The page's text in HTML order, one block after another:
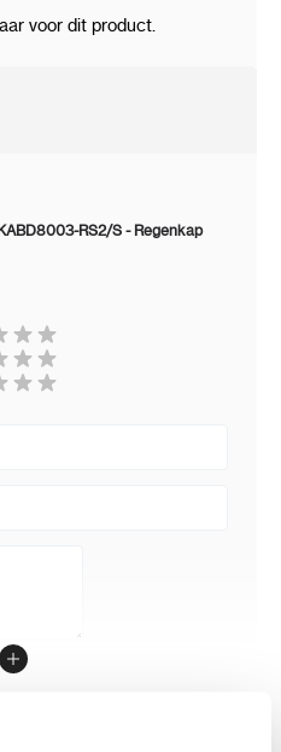
voor dit product.
RS2/S - Regenkap
ook: